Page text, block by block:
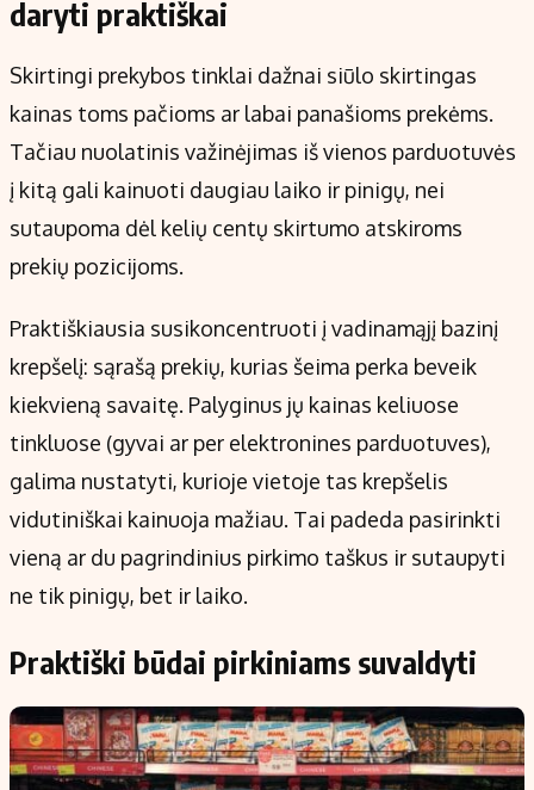
daryti praktiškai
Skirtingi prekybos tinklai dažnai siūlo skirtingas
kainas toms pačioms ar labai panašioms prekėms.
Tačiau nuolatinis važinėjimas iš vienos parduotuvės
į kitą gali kainuoti daugiau laiko ir pinigų, nei
sutaupoma dėl kelių centų skirtumo atskiroms
prekių pozicijoms.
Praktiškiausia susikoncentruoti į vadinamąjį bazinį
krepšelį: sąrašą prekių, kurias šeima perka beveik
kiekvieną savaitę. Palyginus jų kainas keliuose
tinkluose (gyvai ar per elektronines parduotuves),
galima nustatyti, kurioje vietoje tas krepšelis
vidutiniškai kainuoja mažiau. Tai padeda pasirinkti
vieną ar du pagrindinius pirkimo taškus ir sutaupyti
ne tik pinigų, bet ir laiko.
Praktiški būdai pirkiniams suvaldyti